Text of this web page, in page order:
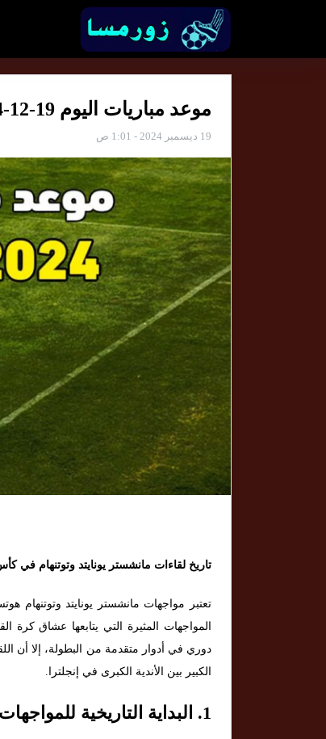
موعد مباريات اليوم 19-12-2024 والقنوات الناقلة
19 ديسمبر 2024 - 1:01 ص
تاريخ لقاءات مانشستر يونايتد وتوتنهام في
تعتبر مواجهات مانشستر يونايتد وتوتنهام
المواجهات المثيرة التي يتابعها عشاق
دوري في أدوار متقدمة من البطولة، إلا أن
الكبير بين الأندية الكبرى في إنجلترا.
1. البداية التاريخية